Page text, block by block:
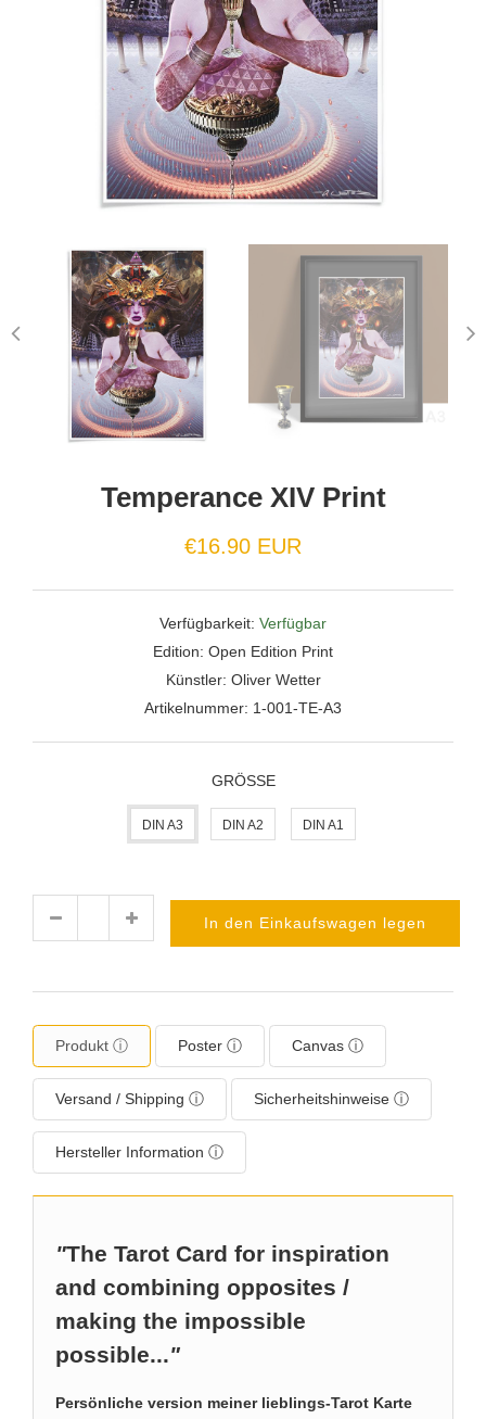
Temperance XIV Print
€16.90 EUR
Verfügbarkeit: Verfügbar
Edition: Open Edition Print
Künstler: Oliver Wetter
Artikelnummer: 1-001-TE-A3
GRÖSSE
DIN A3 DIN A2 DIN A1
In den Einkaufswagen legen
Produkt ⓘ Poster ⓘ Canvas ⓘ
Versand / Shipping ⓘ Sicherheitshinweise ⓘ
Hersteller Information ⓘ
"The Tarot Card for inspiration
and combining opposites /
making the impossible
possible..."
Persönliche version meiner lieblings-Tarot Karte